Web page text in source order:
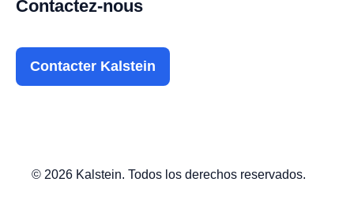
Contactez-nous
Contacter Kalstein
© 2026 Kalstein. Todos los derechos reservados.